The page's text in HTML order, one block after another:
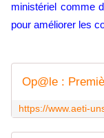
ministériel comme
pour améliorer les